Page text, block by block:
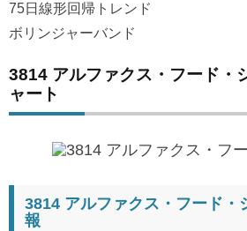
75日線形回帰トレンド
ボリンジャーバンド
3814 アルファクス・フード・
ャート
3814 アルファクス・フード・
報